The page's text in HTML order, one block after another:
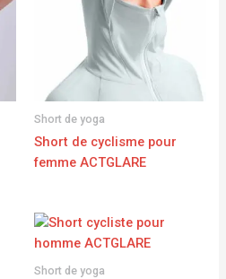
Short de yoga
Short de cyclisme pour
femme ACTGLARE
Short de yoga